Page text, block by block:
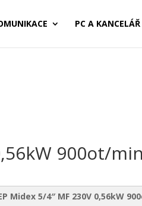
PC A KANCELÁŘ
900ot/
Midex 5/4″ MF 230V 0,56kW